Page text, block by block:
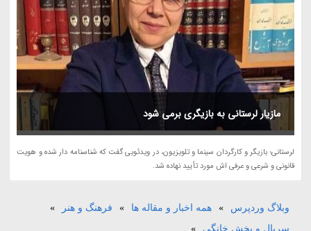
مازیار لرستانی به بازیگری برمی شود
لرستانی؛ بازیگر و کارگردان سینما و تلویزیون، در ویدئویی گفت که شناسنامه دار شده و هویت
قانونی و شرعی و عرفی اش مورد تأیید نهاده شد.
وبلاگ وردپرس » همه اخبار و مقاله ها » فرهنگ و هنر
»
سریال و پخش خانگی
»